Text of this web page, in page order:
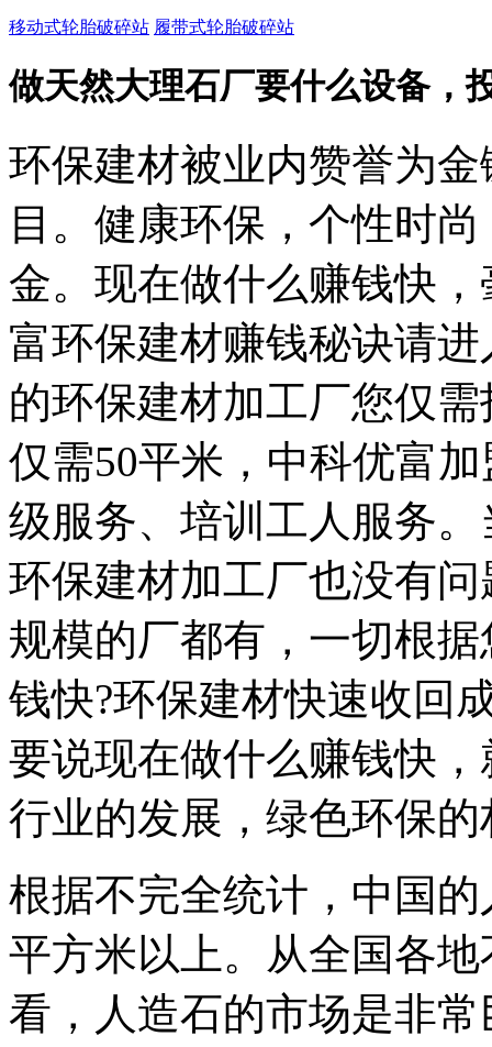
移动式轮胎破碎站 履带式轮胎破碎站
做天然大理石厂要什么设备，
环保建材被业内赞誉为
目。健康环保，个性时
金。现在做什么赚钱快
富环保建材赚钱秘诀请
的环保建材加工厂您仅
仅需50平米，中科优富
级服务、培训工人服务
环保建材加工厂也没有
规模的厂都有，一切根
钱快?环保建材快速收回
要说现在做什么赚钱快
行业的发展，绿色环保
根据不完全统计，中国
平方米以上。从全国各
看，人造石的市场是非